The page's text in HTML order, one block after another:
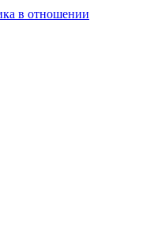
в отношении